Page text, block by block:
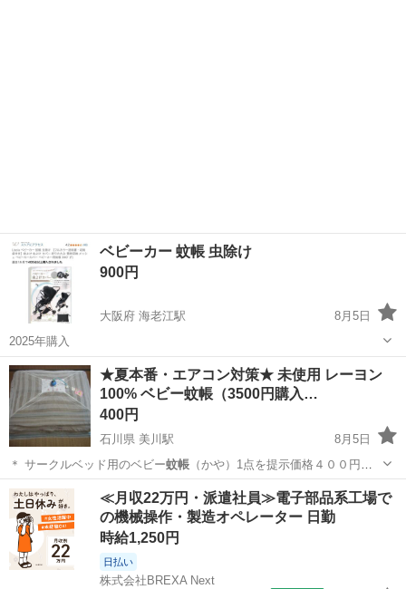
ベビーカー 蚊帳 虫除け
900円
大阪府 海老江駅
8月5日
2025年購入
大阪 大阪市 海老江駅 ベビー用品 蚊帳
★夏本番・エアコン対策★ 未使用 レーヨン
100% ベビー蚊帳（3500円購入…
400円
石川県 美川駅
8月5日
＊ サークルベッド用のベビー蚊帳（かや）1点を提示価格４００円に
てお譲…
石川 白山市 美川駅 ベビー用品 ベビー
≪月収22万円・派遣社員≫電子部品系工場で
の機械操作・製造オペレーター 日勤
時給1,250円
日払い
株式会社BREXA Next